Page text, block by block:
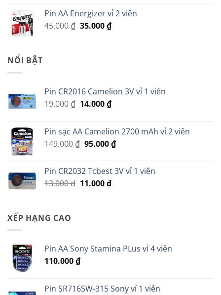
70.000 ₫.là:
60.000 ₫.
Pin AA Energizer vỉ 2 viên
45.000₫ Giá
35.000₫Giá
NỔI BẬT
Pin CR2016 Camelion 3V vỉ 1 viên
19.000₫ Giá
19.000 ₫.
14.000₫Giá
là:
14.000 ₫.
Pin sạc AA Camelion 2700 mAh vỉ 2 viên
149.000₫ Giá
149.000 ₫.
95.000₫Giá
là:
Pin CR2032 Tcbest 3V vỉ 1 viên
13.000₫ Giá
11.000₫Giá
XẾP HẠNG CAO
Pin AA Sony Stamina PLus vỉ 4 viên
110.000₫
Pin SR716SW-315 Sony vỉ 1 viên